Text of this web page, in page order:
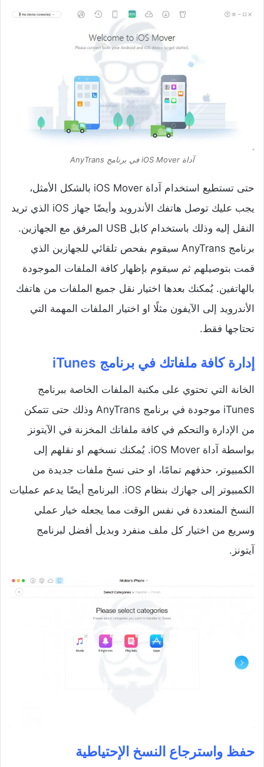
آداة iOS Mover في برنامج AnyTrans
حتى تستطيع استخدام آداة iOS Mover بالشكل الأمثل،
يجب عليك توصل هاتفك الأندرويد وأيضًا جهاز iOS الذي تريد
النقل إليه وذلك باستخدام كابل USB المرفق مع الجهازين.
برنامج AnyTrans سيقوم بفحص تلقائي للجهازين الذي
قمت بتوصيلهم ثم سيقوم بإظهار كافة الملفات الموجودة
بالهاتفين. يُمكنك بعدها اختيار نقل جميع الملفات من هاتفك
الأندرويد إلى الآيفون مثلًا او اختيار الملفات المهمة التي
تحتاجها فقط.
إدارة كافة ملفاتك في برنامج iTunes
الخانة التي تحتوي على مكتبة الملفات الخاصة ببرنامج
iTunes موجودة في برنامج AnyTrans وذلك حتى تتمكن
من الإدارة والتحكم في كافة ملفاتك المخزنة في الآيتونز
بواسطة آداة iOS Mover. يُمكنك نسخهم او نقلهم إلى
الكمبيوتر، حذفهم تمامًا، او حتى نسخ ملفات جديدة من
الكمبيوتر إلى جهازك بنظام iOS. البرنامج أيضًا يدعم عمليات
النسخ المتعددة في نفس الوقت مما يجعله خيار عملي
وسريع من اختيار كل ملف منفرد وبديل أفضل لبرنامج
آيتونز.
حفظ واسترجاع النسخ الإحتياطية